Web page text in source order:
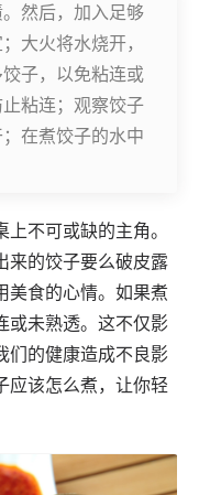
然后，加入足够
大火将水烧开，
子，以免粘连或
粘连；观察饺子
在煮饺子的水中
不可或缺的主角。
来的饺子要么破皮露
美食的心情。如果煮
或未熟透。这不仅影
们的健康造成不良影
应该怎么煮，让你轻